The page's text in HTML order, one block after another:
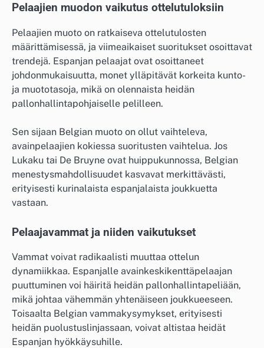
Pelaajien muodon vaikutus ottelutuloksiin
Pelaajien muoto on ratkaiseva ottelutulosten
määrittämisessä, ja viimeaikaiset suoritukset osoittavat
trendejä. Espanjan pelaajat ovat osoittaneet
johdonmukaisuutta, monet ylläpitävät korkeita kunto-
ja muototasoja, mikä on olennaista heidän
pallonhallintapohjaiselle pelilleen.
Sen sijaan Belgian muoto on ollut vaihteleva,
avainpelaajien kokiessa suoritusten vaihtelua. Jos
Lukaku tai De Bruyne ovat huippukunnossa, Belgian
menestysmahdollisuudet kasvavat merkittävästi,
erityisesti kurinalaista espanjalaista joukkuetta
vastaan.
Pelaajavammat ja niiden vaikutukset
Vammat voivat radikaalisti muuttaa ottelun
dynamiikkaa. Espanjalle avainkeskikenttäpelaajan
puuttuminen voi häiritä heidän pallonhallintapeliään,
mikä johtaa vähemmän yhtenäiseen joukkueeseen.
Toisaalta Belgian vammakysymykset, erityisesti
heidän puolustuslinjassaan, voivat altistaa heidät
Espanjan hyökkäysuhille.